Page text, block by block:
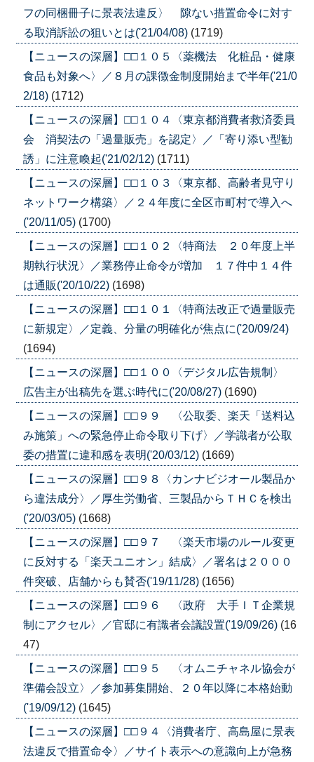
フの同梱冊子に景表法違反〉 隙ない措置命令に対す
る取消訴訟の狙いとは('21/04/08) (1719)
【ニュースの深層】□□１０５〈薬機法 化粧品・健康
食品も対象へ〉／８月の課徴金制度開始まで半年('21/0
2/18) (1712)
【ニュースの深層】□□１０４〈東京都消費者救済委員
会 消契法の「過量販売」を認定〉／「寄り添い型勧
誘」に注意喚起('21/02/12) (1711)
【ニュースの深層】□□１０３〈東京都、高齢者見守り
ネットワーク構築〉／２４年度に全区市町村で導入へ
('20/11/05) (1700)
【ニュースの深層】□□１０２〈特商法 ２０年度上半
期執行状況〉／業務停止命令が増加 １７件中１４件
は通販('20/10/22) (1698)
【ニュースの深層】□□１０１〈特商法改正で過量販売
に新規定〉／定義、分量の明確化が焦点に('20/09/24)
(1694)
【ニュースの深層】□□１００〈デジタル広告規制〉
広告主が出稿先を選ぶ時代に('20/08/27) (1690)
【ニュースの深層】□□９９ 〈公取委、楽天「送料込
み施策」への緊急停止命令取り下げ〉／学識者が公取
委の措置に違和感を表明('20/03/12) (1669)
【ニュースの深層】□□９８〈カンナビジオール製品か
ら違法成分〉／厚生労働省、三製品からＴＨＣを検出
('20/03/05) (1668)
【ニュースの深層】□□９７ 〈楽天市場のルール変更
に反対する「楽天ユニオン」結成〉／署名は２０００
件突破、店舗からも賛否('19/11/28) (1656)
【ニュースの深層】□□９６ 〈政府 大手ＩＴ企業規
制にアクセル〉／官邸に有識者会議設置('19/09/26) (16
47)
【ニュースの深層】□□９５ 〈オムニチャネル協会が
準備会設立〉／参加募集開始、２０年以降に本格始動
('19/09/12) (1645)
【ニュースの深層】□□９４〈消費者庁、高島屋に景表
法違反で措置命令〉／サイト表示への意識向上が急務